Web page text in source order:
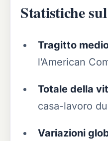
Statistiche
Tragitto
l'American
Totale della
casa-lavoro
Variazioni